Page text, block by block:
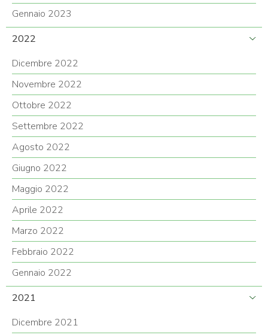
Gennaio 2023
2022
Dicembre 2022
Novembre 2022
Ottobre 2022
Settembre 2022
Agosto 2022
Giugno 2022
Maggio 2022
Aprile 2022
Marzo 2022
Febbraio 2022
Gennaio 2022
2021
Dicembre 2021